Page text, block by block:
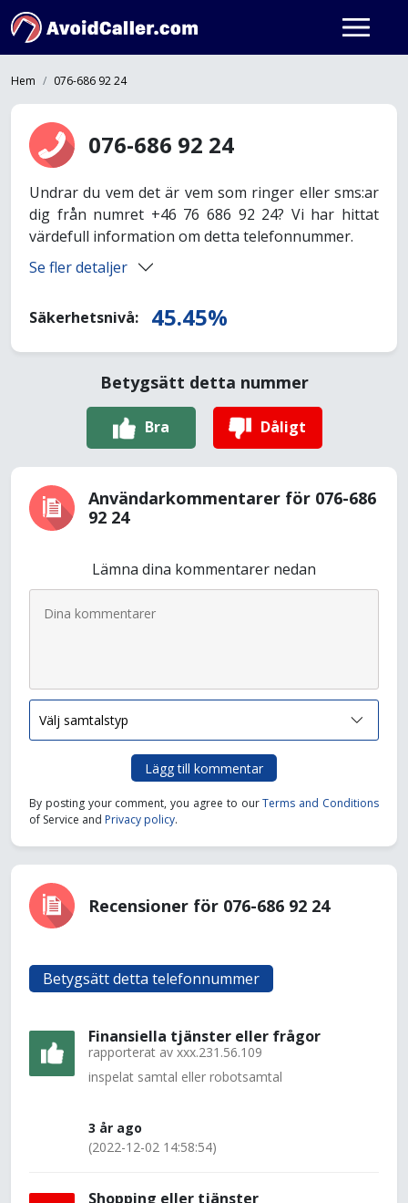
Hem 076-686 92 24
076-686 92 24
Undrar du vem det är vem som ringer eller sms:ar
dig från numret +46 76 686 92 24? Vi har hittat
värdefull information om detta telefonnummer.
Se fler detaljer
Säkerhetsnivå: 45.45%
Betygsätt detta nummer
Bra Dåligt
Användarkommentarer för 076-686
92 24
Lämna dina kommentarer nedan
Lägg till kommentar
By posting your comment, you agree to ourTerms and Conditions
of Service and Privacy policy.
Recensioner för 076-686 92 24
Betygsätt detta telefonnummer
Finansiella tjänster eller frågor
rapporterat av xxx.231.56.109
inspelat samtal eller robotsamtal
3 år ago
(2022-12-02 14:58:54)
Shopping eller tjänster